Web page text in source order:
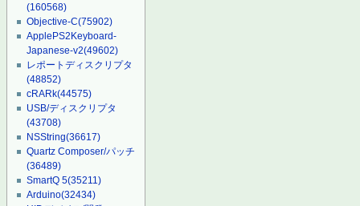
(160568)
Objective-C(75902)
ApplePS2Keyboard-
Japanese-v2(49602)
レポートディスクリプタ
(48852)
cRARk(44575)
USB/ディスクリプタ
(43708)
NSString(36617)
Quartz Composer/パッチ
(36489)
SmartQ 5(35211)
Arduino(32434)